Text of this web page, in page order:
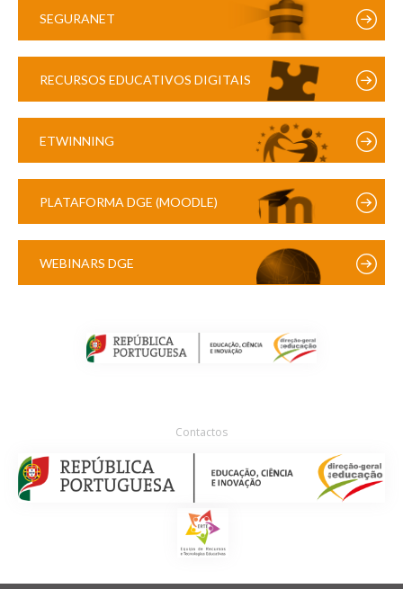
SEGURANET
RECURSOS EDUCATIVOS DIGITAIS
ETWINNING
PLATAFORMA DGE (MOODLE)
WEBINARS DGE
Contactos